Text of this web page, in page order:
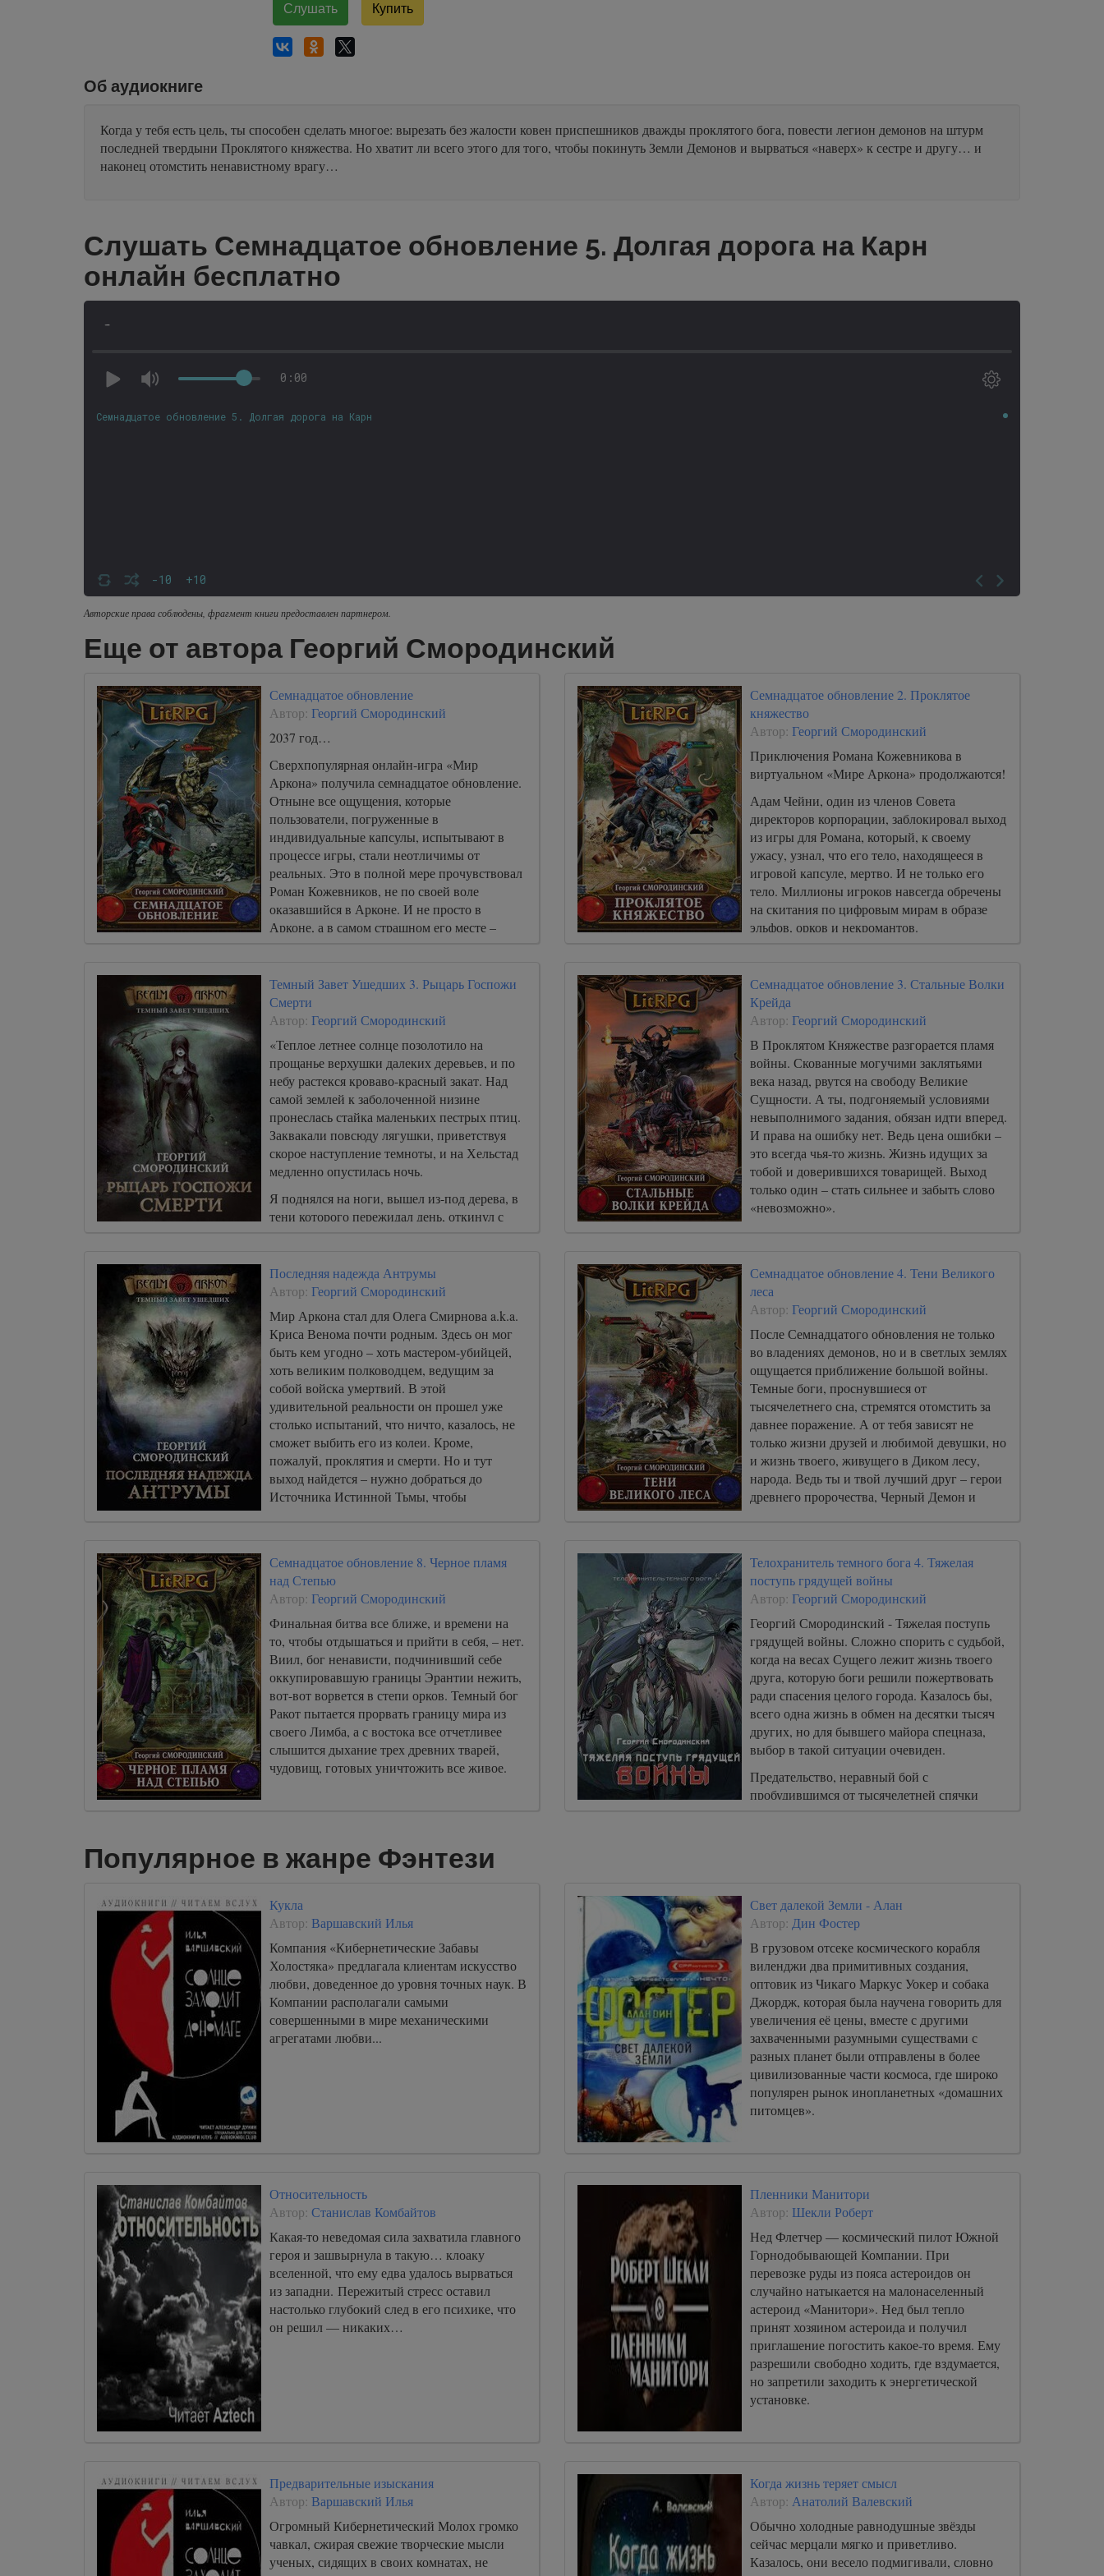
Слушать Купить
Об аудиокниге
Когда у тебя есть цель, ты способен сделать многое: вырезать без жалости ковен приспешников дважды проклятого бога, повести легион демонов на штурм
последней твердыни Проклятого княжества. Но хватит ли всего этого для того, чтобы покинуть Земли Демонов и вырваться «наверх» к сестре и другу… и
наконец отомстить ненавистному врагу…
Слушать Семнадцатое обновление 5. Долгая дорога на Карн
онлайн бесплатно
-
0:00
-10 +10
Семнадцатое обновление 5. Долгая дорога на Карн
Авторские права соблюдены, фрагмент книги предоставлен партнером.
Еще от автора Георгий Смородинский
Семнадцатое обновление
Автор: Георгий Смородинский
2037 год…
Сверхпопулярная онлайн-игра «Мир
Аркона» получила семнадцатое обновление.
Отныне все ощущения, которые
пользователи, погруженные в
индивидуальные капсулы, испытывают в
процессе игры, стали неотличимы от
реальных. Это в полной мере прочувствовал
Роман Кожевников, не по своей воле
оказавшийся в Арконе. И не просто в
Арконе, а в самом страшном его месте –
Семнадцатое обновление 2. Проклятое
княжество
Автор: Георгий Смородинский
Приключения Романа Кожевникова в
виртуальном «Мире Аркона» продолжаются!
Адам Чейни, один из членов Совета
директоров корпорации, заблокировал выход
из игры для Романа, который, к своему
ужасу, узнал, что его тело, находящееся в
игровой капсуле, мертво. И не только его
тело. Миллионы игроков навсегда обречены
на скитания по цифровым мирам в образе
эльфов, орков и некромантов.
Темный Завет Ушедших 3. Рыцарь Госпожи
Смерти
Автор: Георгий Смородинский
«Теплое летнее солнце позолотило на
прощанье верхушки далеких деревьев, и по
небу растекся кроваво-красный закат. Над
самой землей к заболоченной низине
пронеслась стайка маленьких пестрых птиц.
Заквакали повсюду лягушки, приветствуя
скорое наступление темноты, и на Хельстад
медленно опустилась ночь.
Я поднялся на ноги, вышел из-под дерева, в
тени которого пережидал день, откинул с
Семнадцатое обновление 3. Стальные Волки
Крейда
Автор: Георгий Смородинский
В Проклятом Княжестве разгорается пламя
войны. Скованные могучими заклятьями
века назад, рвутся на свободу Великие
Сущности. А ты, подгоняемый условиями
невыполнимого задания, обязан идти вперед.
И права на ошибку нет. Ведь цена ошибки –
это всегда чья-то жизнь. Жизнь идущих за
тобой и доверившихся товарищей. Выход
только один – стать сильнее и забыть слово
«невозможно».
Последняя надежда Антрумы
Автор: Георгий Смородинский
Мир Аркона стал для Олега Смирнова a.k.a.
Криса Венома почти родным. Здесь он мог
быть кем угодно – хоть мастером-убийцей,
хоть великим полководцем, ведущим за
собой войска умертвий. В этой
удивительной реальности он прошел уже
столько испытаний, что ничто, казалось, не
сможет выбить его из колеи. Кроме,
пожалуй, проклятия и смерти. Но и тут
выход найдется – нужно добраться до
Источника Истинной Тьмы, чтобы
Семнадцатое обновление 4. Тени Великого
леса
Автор: Георгий Смородинский
После Семнадцатого обновления не только
во владениях демонов, но и в светлых землях
ощущается приближение большой войны.
Темные боги, проснувшиеся от
тысячелетнего сна, стремятся отомстить за
давнее поражение. А от тебя зависят не
только жизни друзей и любимой девушки, но
и жизнь твоего, живущего в Диком лесу,
народа. Ведь ты и твой лучший друг – герои
древнего пророчества, Черный Демон и
Семнадцатое обновление 8. Черное пламя
над Степью
Автор: Георгий Смородинский
Финальная битва все ближе, и времени на
то, чтобы отдышаться и прийти в себя, – нет.
Виил, бог ненависти, подчинивший себе
оккупировавшую границы Эрантии нежить,
вот-вот ворвется в степи орков. Темный бог
Ракот пытается прорвать границу мира из
своего Лимба, а с востока все отчетливее
слышится дыхание трех древних тварей,
чудовищ, готовых уничтожить все живое.
Телохранитель темного бога 4. Тяжелая
поступь грядущей войны
Автор: Георгий Смородинский
Георгий Смородинский - Тяжелая поступь
грядущей войны. Сложно спорить с судьбой,
когда на весах Сущего лежит жизнь твоего
друга, которую боги решили пожертвовать
ради спасения целого города. Казалось бы,
всего одна жизнь в обмен на десятки тысяч
других, но для бывшего майора спецназа,
выбор в такой ситуации очевиден.
Предательство, неравный бой с
пробудившимся от тысячелетней спячки
Популярное в жанре Фэнтези
Кукла
Автор: Варшавский Илья
Компания «Кибернетические Забавы
Холостяка» предлагала клиентам искусство
любви, доведенное до уровня точных наук. В
Компании располагали самыми
совершенными в мире механическими
агрегатами любви...
Свет далекой Земли - Алан
Автор: Дин Фостер
В грузовом отсеке космического корабля
виленджи два примитивных создания,
оптовик из Чикаго Маркус Уокер и собака
Джордж, которая была научена говорить для
увеличения её цены, вместе с другими
захваченными разумными существами с
разных планет были отправлены в более
цивилизованные части космоса, где широко
популярен рынок инопланетных «домашних
питомцев».
Относительность
Автор: Станислав Комбайтов
Какая-то неведомая сила захватила главного
героя и зашвырнула в такую… клоаку
вселенной, что ему едва удалось вырваться
из западни. Пережитый стресс оставил
настолько глубокий след в его психике, что
он решил — никаких…
Пленники Манитори
Автор: Шекли Роберт
Нед Флетчер — космический пилот Южной
Горнодобывающей Компании. При
перевозке руды из пояса астероидов он
случайно натыкается на малонаселенный
астероид «Манитори». Нед был тепло
принят хозяином астероида и получил
приглашение погостить какое-то время. Ему
разрешили свободно ходить, где вздумается,
но запретили заходить к энергетической
установке.
Предварительные изыскания
Автор: Варшавский Илья
Огромный Кибернетический Молох громко
чавкал, сжирая свежие творческие мысли
ученых, сидящих в своих комнатах, не
Когда жизнь теряет смысл
Автор: Анатолий Валевский
Обычно холодные равнодушные звёзды
сейчас мерцали мягко и приветливо.
Казалось, они весело подмигивали, словно